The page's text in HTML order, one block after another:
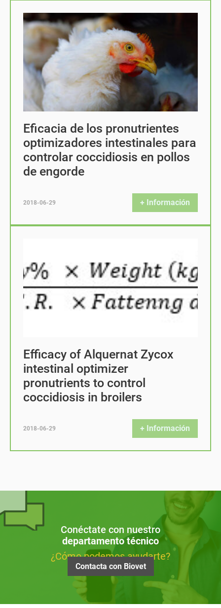
Eficacia de los pronutrientes
optimizadores intestinales para
controlar coccidiosis en pollos
de engorde
2018-06-29 + Información
Efficacy of Alquernat Zycox
intestinal optimizer
pronutrients to control
coccidiosis in broilers
2018-06-29 + Información
Conéctate con nuestro
departamento técnico
¿Cómo podemos ayudarte?
Contacta con Biovet